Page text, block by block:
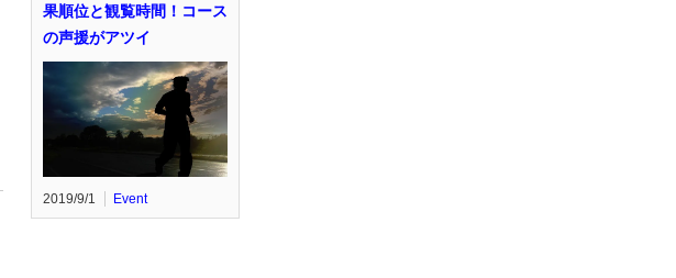
果順位と観覧時間！コース
の声援がアツイ
2019/9/1 Event